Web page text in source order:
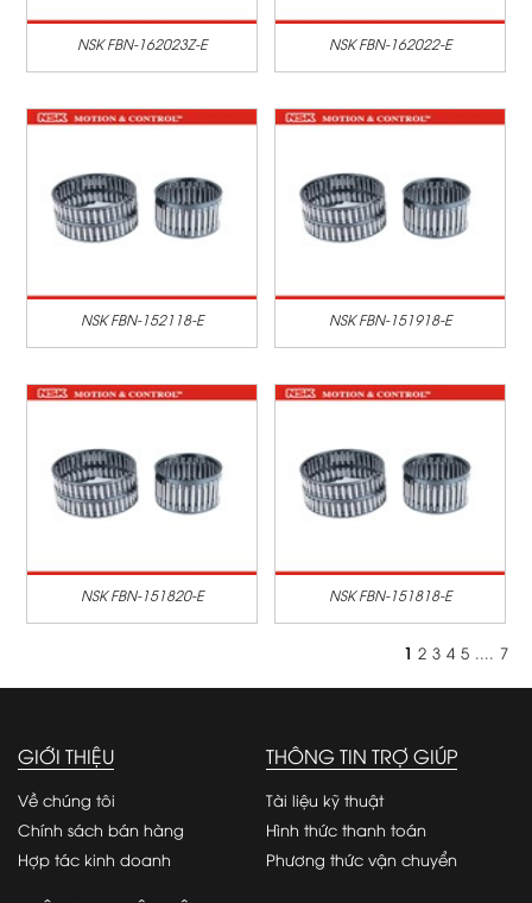
NSK FBN-162023Z-E NSK FBN-162022-E
NSK FBN-152118-E NSK FBN-151918-E
NSK FBN-151820-E NSK FBN-151818-E
1 2 3 4 5 .... 7
GIỚI THIỆU
Về chúng tôi
Chính sách bán hàng
Hợp tác kinh doanh
THÔNG TIN TRỢ GIÚP
Tài liệu kỹ thuật
Hình thức thanh toán
Phương thức vận chuyển